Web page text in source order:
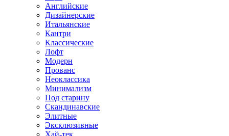
Английские
Дизайнерские
Итальянские
Кантри
Классические
Лофт
Модерн
Прованс
Неоклассика
Минимализм
Под старину
Скандинавские
Элитные
Эксклюзивные
Хай-тек